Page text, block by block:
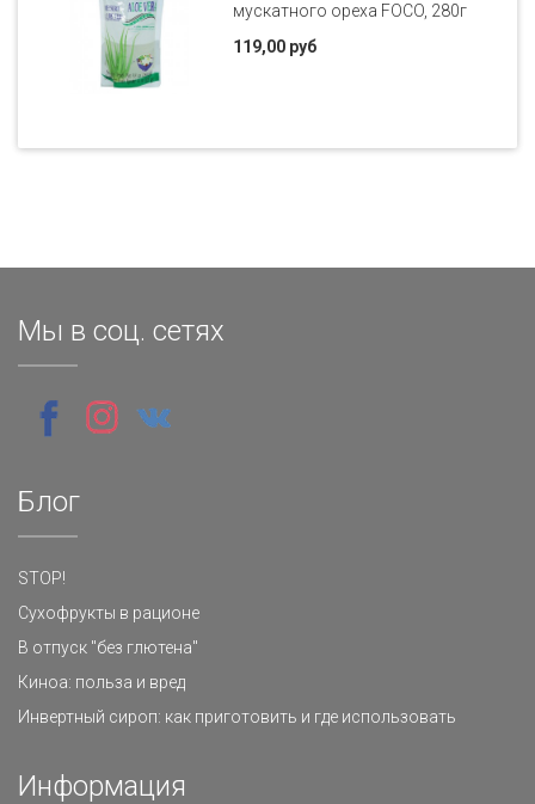
мускатного ореха FOCO, 280г
119,00 руб
Мы в соц. сетях
Блог
STOP!
Сухофрукты в рационе
В отпуск "без глютена"
Киноа: польза и вред
Инвертный сироп: как приготовить и где использовать
Информация